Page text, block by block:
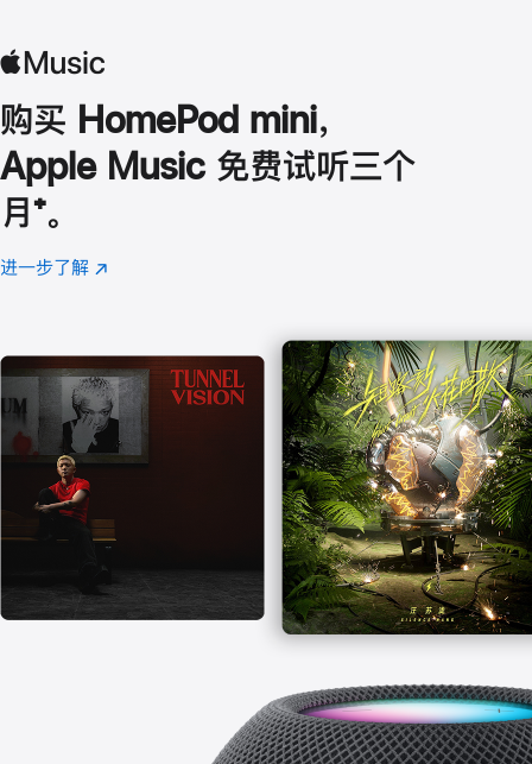
购买 HomePod mini，
Apple Music 免费试听三个
月 脚
注
⁺。
进一步了解 Apple
(在
口
中
打
开)